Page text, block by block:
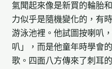
氣聞起來像是新買的輪胎
力似乎是隨機變化的，有
游泳池裡。他試圖按喇叭
叭」，而是他童年時學會
歌。四面八方傳來了刺耳